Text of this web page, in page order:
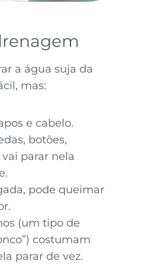
a água suja da
mas:
e cabelo.
botões,
parar nela
pode queimar
(um tipo de
costumam
parar de vez.